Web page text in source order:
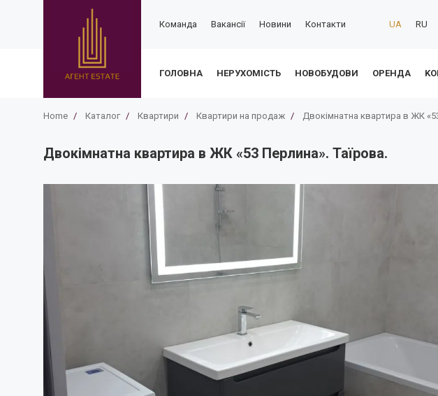
Команда Вакансії Новини Контакти UA RU
ГОЛОВНА НЕРУХОМІСТЬ НОВОБУДОВИ ОРЕНДА
Home / Каталог / Квартири / Квартири на продаж / Двокімнатна квартира в ЖК
Двокімнатна квартира в ЖК «53 Перлина». Таїрова.